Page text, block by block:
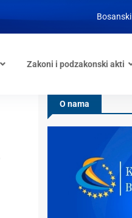
Bosanski
Zakoni i podzakonski akti
O nama